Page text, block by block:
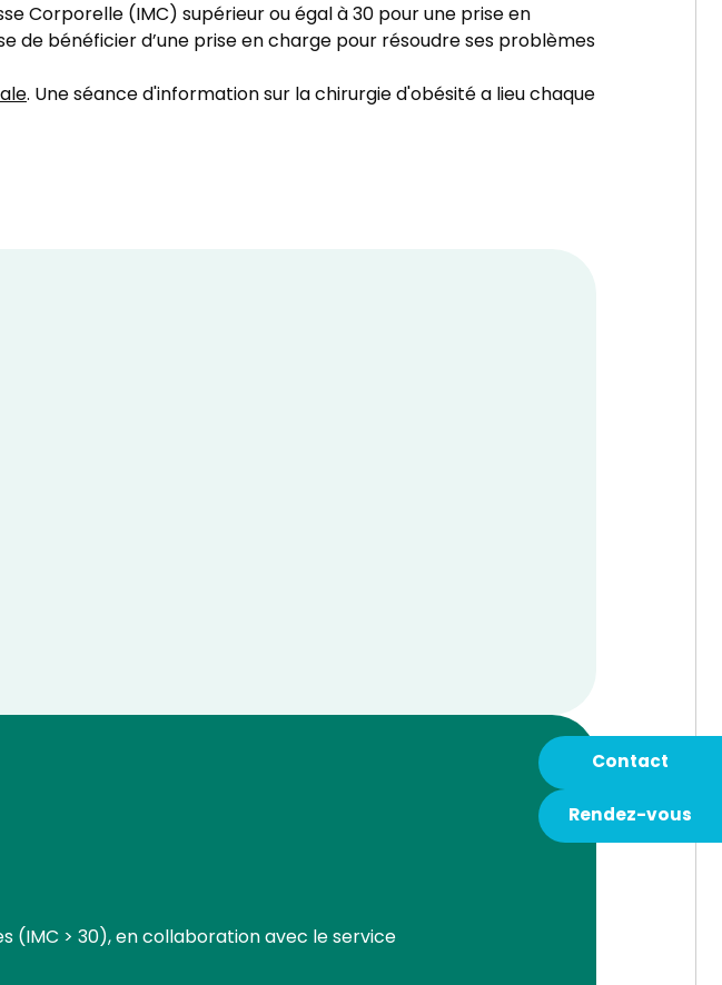
Contact
Rendez-vous
Corporelle (IMC) supérieur ou égal à 30 pour une prise en
de bénéficier d’une prise en charge pour résoudre ses problèmes
. Une séance d'information sur la chirurgie d'obésité a lieu chaque
(IMC > 30), en collaboration avec le service